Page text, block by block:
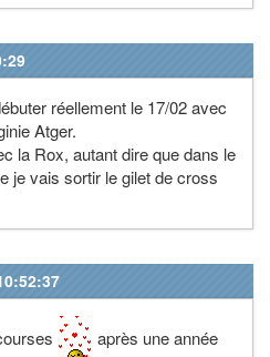
réellement le 17/02 avec
Atger.
la Rox, autant dire que dans le
je vais sortir le gilet de cross
après une année